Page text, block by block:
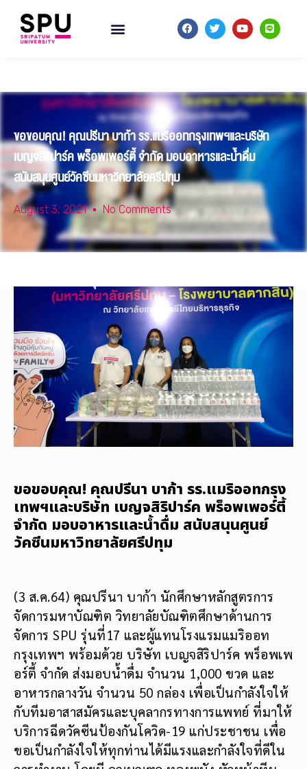
ขอขอบคุณ! คุณปรีนา บาก้า รร.แมริออทกรุงเทพฯและบริษัท
เบญจสิริปาร์ค พร็อพเพอร์ตี้ จำกัด มอบอาหารและน้ำดื่ม
สนับสนุนศูนย์วัคซีนมหาวิทยาลัยศรีปทุม
August 3, 2021 No Comments
ขอขอบคุณ! คุณปรีนา บาก้า รร.แมริออทกรุง
เทพฯและบริษัท เบญจสิริปาร์ค พร็อพเพอร์ตี้
จำกัด มอบอาหารและน้ำดื่ม สนับสนุนศูนย์
วัคซีนมหาวิทยาลัยศรีปทุม
(3 ส.ค.64) คุณปรีนา บาก้า นักศึกษาหลักสูตรการ
จัดการมหาบัณฑิต วิทยาลัยบัณฑิตศึกษาด้านการ
จัดการ SPU รุ่นที่17 และผู้แทนโรงแรมแมริออท
กรุงเทพฯ พร้อมด้วย บริษัท เบญจสิริปาร์ค พร็อพเพ
อร์ตี้ จำกัด ส่งมอบน้ำดื่ม จำนวน 1,000 ขวด และ
อาหารกลางวัน จำนวน 50 กล่อง เพื่อเป็นกำลังใจให้
กับทีมอาสาสมัครและบุคลากรทางการแพทย์ ที่มาให้
บริการฉีดวัคซีนป้องกันโควิด-19 แก่ประชาชน เพื่อ
ขอเป็นกำลังใจให้ทุกท่านได้มีแรงและกำลังใจที่ดีใน